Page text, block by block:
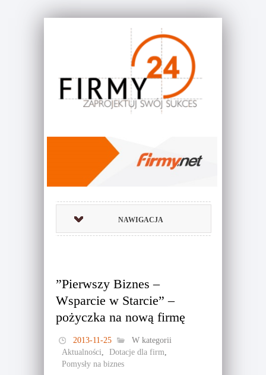
NAWIGACJA
”Pierwszy Biznes –
Wsparcie w Starcie” –
pożyczka na nową firmę
2013-11-25
W kategorii
Aktualności, Dotacje dla firm,
Pomysły na biznes